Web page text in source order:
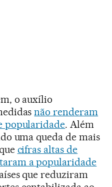
o auxílio
não renderam
popularidade. Além
uma queda de mais
cifras altas de
a popularidade
que reduziram